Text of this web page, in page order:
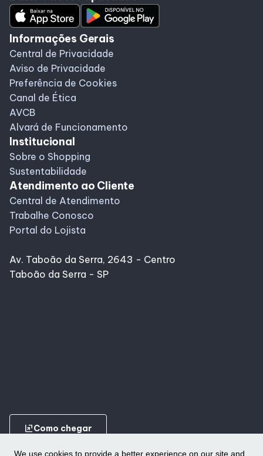
We use cookies to provide a better experience on our site and
Informações Gerais
Central de Privacidade
Aviso de Privacidade
Preferência de Cookies
Canal de Ética
AVCB
Alvará de Funcionamento
Institucional
Sobre o Shopping
Sustentabilidade
Atendimento ao Cliente
Central de Atendimento
Trabalhe Conosco
Portal do Lojista
Av. Taboão da Serra, 2643 - Centro
Taboão da Serra - SP
ungroupComo chegar